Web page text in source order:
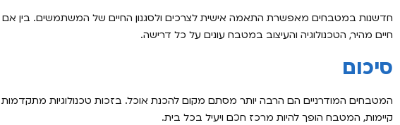
חדשנות במטבחים מאפשרת התאמה אישית לצרכים ולסגנון החיים של המשתמשים. בין
חיים מהיר, הטכנולוגיה והעיצוב במטבח עונים על כל דרישה.
סיכום
המטבחים המודרניים הם הרבה יותר מסתם מקום להכנת אוכל. בזכות טכנולוגיות
קיימות, המטבח הופך להיות מרכז חכם ויעיל בכל בית.